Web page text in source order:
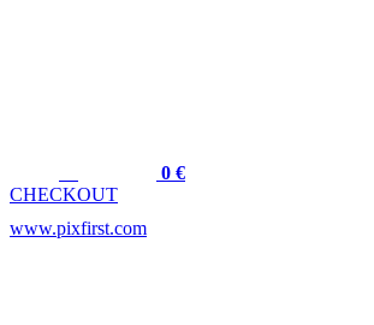
0 €
CHECKOUT
www.pixfirst.com